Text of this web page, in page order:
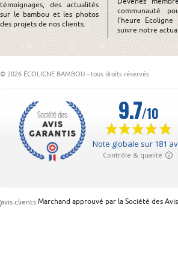
témoignages, des actualités
sur le bambou et les photos
des projets de nos clients.
communauté
l'heure Ecoligne
suivre notre
© 2026 ÉCOLIGNE BAMBOU - tous droits réservés
Marchand approuvé par la Société des